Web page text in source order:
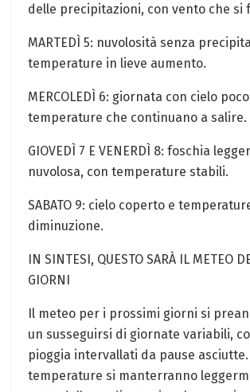
delle precipitazioni, con vento che si
MARTEDÌ 5: nuvolosità senza
temperature​ in lieve aumento.
MERCOLEDÌ ⁢6: giornata con cielo
temperature che continuano a salire.
GIOVEDÌ 7 E VENERDÌ 8: foschia
nuvolosa, con temperature stabili.
SABATO 9: cielo coperto e⁤
diminuzione.
IN SINTESI, QUESTO SARÀ IL METEO
GIORNI
Il meteo per i prossimi giorni ⁣si
un susseguirsi di ‍giornate variabili,‍
pioggia intervallati da pause asciutte.
‍temperature si ​manterranno